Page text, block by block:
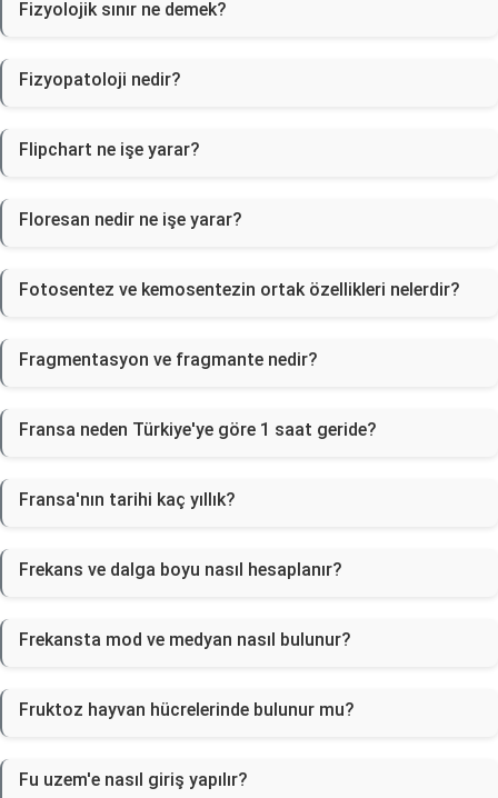
Fizyolojik sınır ne demek?
Fizyopatoloji nedir?
Flipchart ne işe yarar?
Floresan nedir ne işe yarar?
Fotosentez ve kemosentezin ortak özellikleri nelerdir?
Fragmentasyon ve fragmante nedir?
Fransa neden Türkiye'ye göre 1 saat geride?
Fransa'nın tarihi kaç yıllık?
Frekans ve dalga boyu nasıl hesaplanır?
Frekansta mod ve medyan nasıl bulunur?
Fruktoz hayvan hücrelerinde bulunur mu?
Fu uzem'e nasıl giriş yapılır?